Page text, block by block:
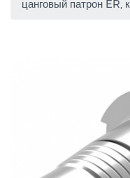
цанговый патрон ER,